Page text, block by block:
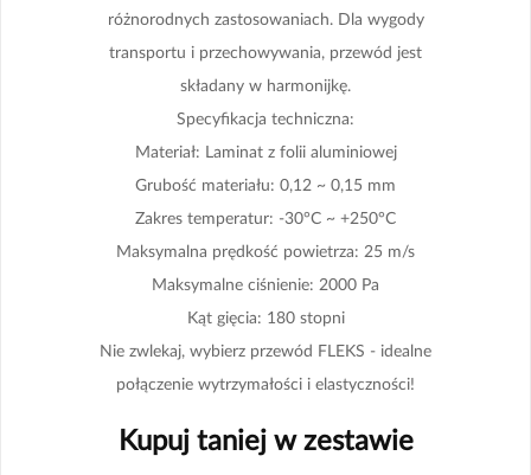
technologiczne, które odpowiadają na zmieniające się potrzeby rynku
Filozofia i Misja:Filozofia RAM opiera się na dostarczaniu najlepszych
narzędzi i rozwiązań, które wspierają sukcesy w uprawach indoor.
wyników poprzez zapewnienie im niezawodnych i innowacyjnych
produktów, które pomagają w optymalizacji warunków uprawy i
RAM to marka z ugruntowaną pozycją na rynku,
która dzięki swojemu doświadczeniu i zaangażowaniu w innowacje,
dostarcza produkty spełniające najwyższe standardy. Jej wentylatory i
akcesoria są cenione przez profesjonalistów i entuzjastów uprawy
roślin, którzy szukają skutecznych rozwiązań dla swoich przestrzeni
różnorodnych zastosowaniach. Dla wygody
transportu i przechowywania, przewód jest
składany w harmonijkę.
Specyfikacja techniczna:
Materiał: Laminat z folii aluminiowej
Grubość materiału: 0,12 ~ 0,15 mm
Zakres temperatur: -30°C ~ +250°C
Maksymalna prędkość powietrza: 25 m/s
Maksymalne ciśnienie: 2000 Pa
Kąt gięcia: 180 stopni
Nie zwlekaj, wybierz przewód FLEKS - idealne
połączenie wytrzymałości i elastyczności!
Kupuj taniej w zestawie